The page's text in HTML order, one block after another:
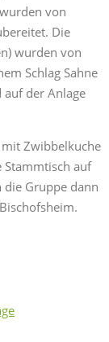
von
Die
wurden von
Schlag Sahne
auf der Anlage
Zwibbelkuche
Stammtisch auf
die Gruppe dann